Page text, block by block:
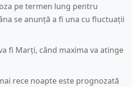
pe termen lung pentru
se anunță a fi una cu fluctuații
fi Marți, când maxima va atinge
rece noapte este prognozată